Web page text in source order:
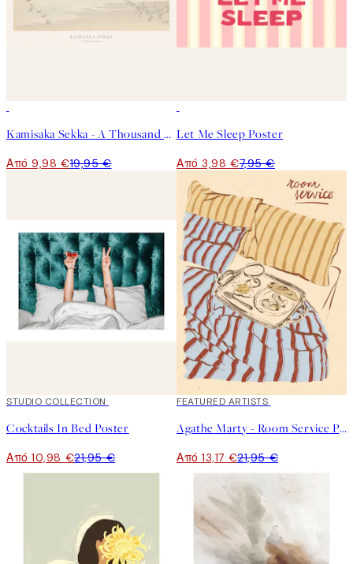
Kamisaka Sekka - A Thousand Grasses Pl.09 Poster
Από 9,98 €19,95 €
Let Me Sleep Poster
Από 3,98 €7,95 €
50%*
STUDIO COLLECTION
Cocktails In Bed Poster
Από 10,98 €21,95 €
40%*
FEATURED ARTISTS
Agathe Marty - Room Service Poster
Από 13,17 €21,95 €